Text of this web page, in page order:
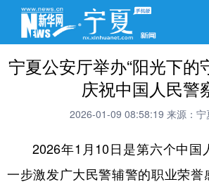
宁夏公安厅举办“阳光下的
庆祝中国人民警
2026-01-09 08:58:19 来源：
2026年1月10日是第六个中国
一步激发广大民警辅警的职业荣誉